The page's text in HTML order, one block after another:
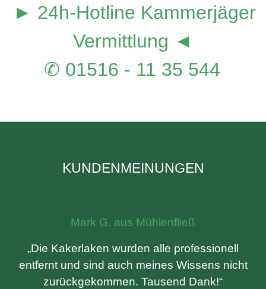
► 24h-Hotline Kammerjäger
Vermittlung ◄
✆ 01516 - 11 35 544
KUNDENMEINUNGEN
Mark G. aus Mühlenfließ
„Die Kakerlaken wurden alle professionell
entfernt und sind auch meines Wissens nicht
zurückgekommen. Tausend Dank!“